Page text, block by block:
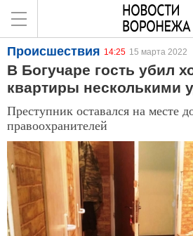
Происшествия 14:25 15 марта 2022
В Богучаре гость убил
квартиры несколькими
Преступник оставался на месте
правоохранителей